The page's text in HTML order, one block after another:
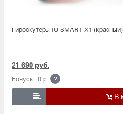
Гироскутеры IU SMART X1 (красный)
21 690 руб.
Бонусы: 0 р. ?
